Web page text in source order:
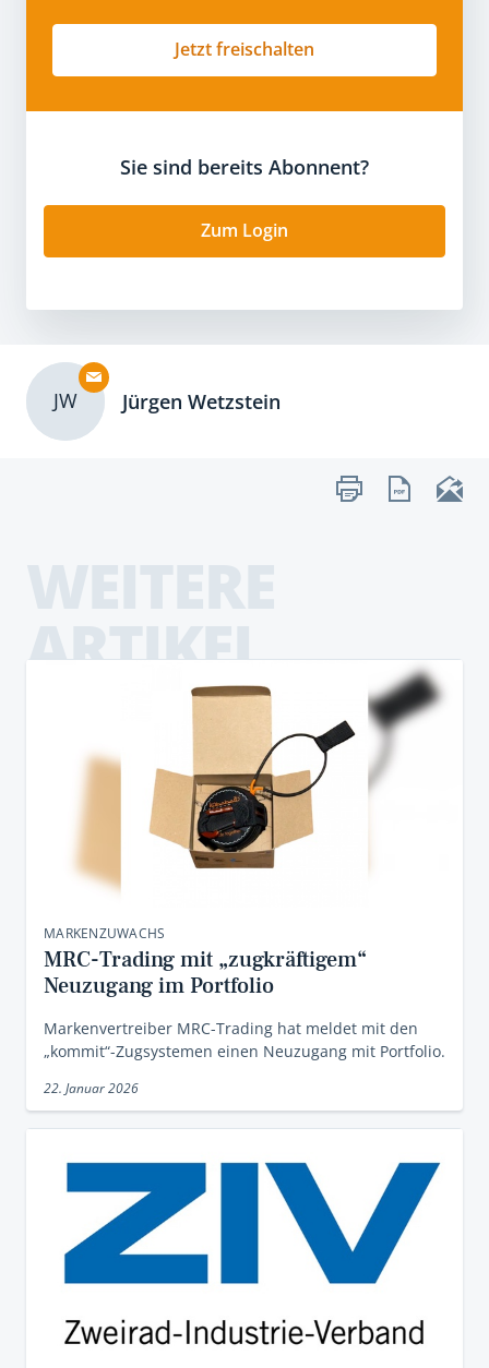
Jetzt freischalten
Sie sind bereits Abonnent?
Zum Login
JW Jürgen Wetzstein
ARTIKEL
MARKENZUWACHS
MRC-Trading mit „zugkräftigem“
Neuzugang im Portfolio
Markenvertreiber MRC-Trading hat meldet mit den
„kommit“-Zugsystemen einen Neuzugang mit Portfolio.
22. Januar 2026